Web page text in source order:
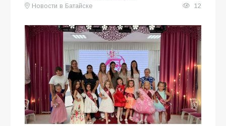
Новости в Батайске
12